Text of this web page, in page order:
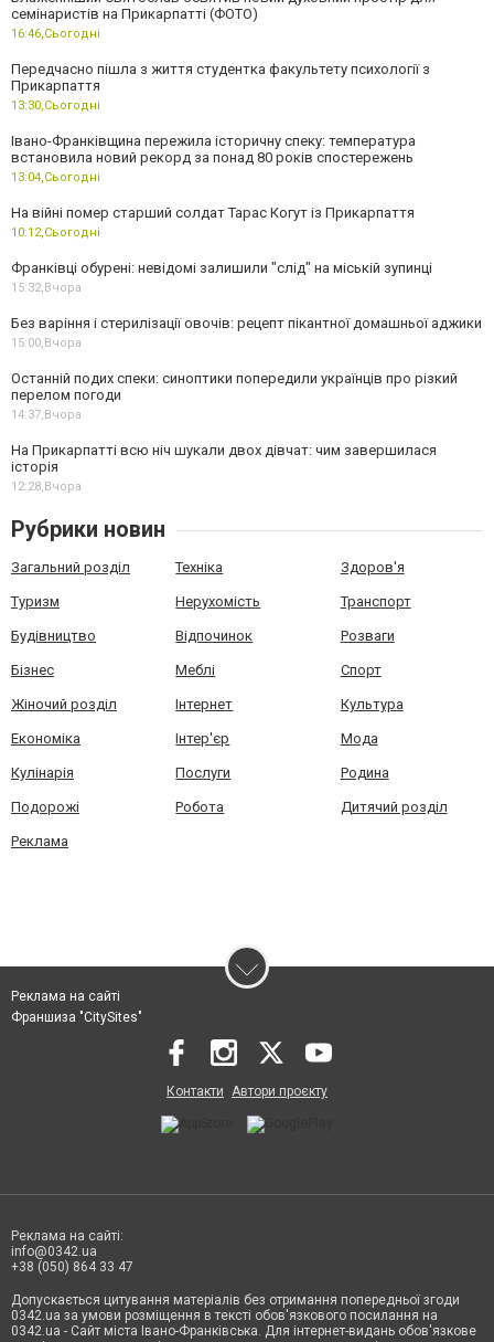
семінаристів на Прикарпатті (ФОТО)
16:46, Сьогодні
Передчасно пішла з життя студентка факультету психології з
Прикарпаття
13:30, Сьогодні
Івано-Франківщина пережила історичну спеку: температура
встановила новий рекорд за понад 80 років спостережень
13:04, Сьогодні
На війні помер старший солдат Тарас Когут із Прикарпаття
10:12, Сьогодні
Франківці обурені: невідомі залишили "слід" на міській зупинці
15:32, Вчора
Без варіння і стерилізації овочів: рецепт пікантної домашньої аджики
15:00, Вчора
Останній подих спеки: синоптики попередили українців про різкий
перелом погоди
14:37, Вчора
На Прикарпатті всю ніч шукали двох дівчат: чим завершилася
історія
12:28, Вчора
Рубрики новин
Загальний розділ Техніка Здоров'я
Туризм Нерухомість Транспорт
Будівництво Відпочинок Розваги
Бізнес Меблі Спорт
Жіночий розділ Інтернет Культура
Економіка Інтер'єр Мода
Кулінарія Послуги Родина
Подорожі Робота Дитячий розділ
Реклама
Реклама на сайті
Франшиза "CitySites"
Контакти Автори проєкту
Реклама на сайті:
info@0342.ua
+38 (050) 864 33 47
Допускається цитування матеріалів без отримання попередньої згоди
0342.ua за умови розміщення в тексті обов'язкового посилання на
0342.ua - Сайт міста Івано-Франківська. Для інтернет-видань обов'язкове